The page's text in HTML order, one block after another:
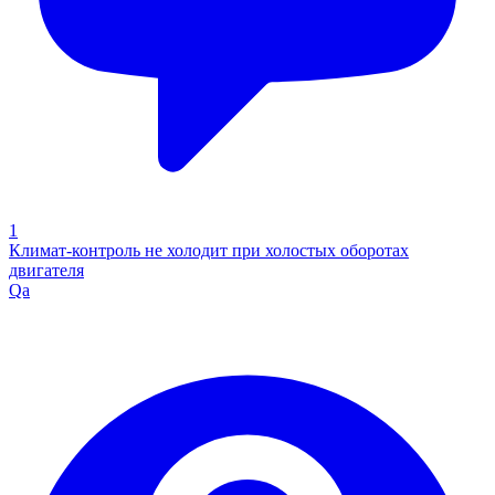
1
Климат-контроль не холодит при холостых оборотах
двигателя
Qa